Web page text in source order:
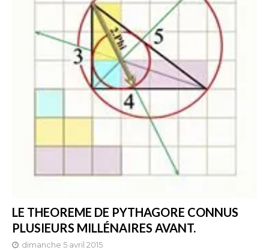
LE THEOREME DE PYTHAGORE CONNUS
PLUSIEURS MILLÉNAIRES AVANT.
dimanche 5 avril 2015